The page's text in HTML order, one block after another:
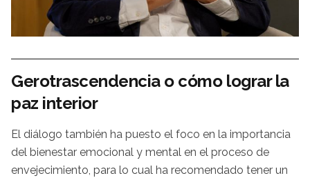
Gerotrascendencia o cómo lograr la
paz interior
El diálogo también ha puesto el foco en la importancia
del bienestar emocional y mental en el proceso de
envejecimiento, para lo cual ha recomendado tener un